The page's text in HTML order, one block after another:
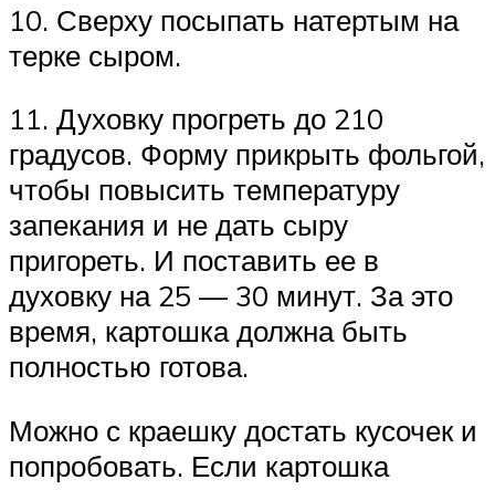
10. Сверху посыпать натертым на
терке сыром.
11. Духовку прогреть до 210
градусов. Форму прикрыть фольгой,
чтобы повысить температуру
запекания и не дать сыру
пригореть. И поставить ее в
духовку на 25 — 30 минут. За это
время, картошка должна быть
полностью готова.
Можно с краешку достать кусочек и
попробовать. Если картошка